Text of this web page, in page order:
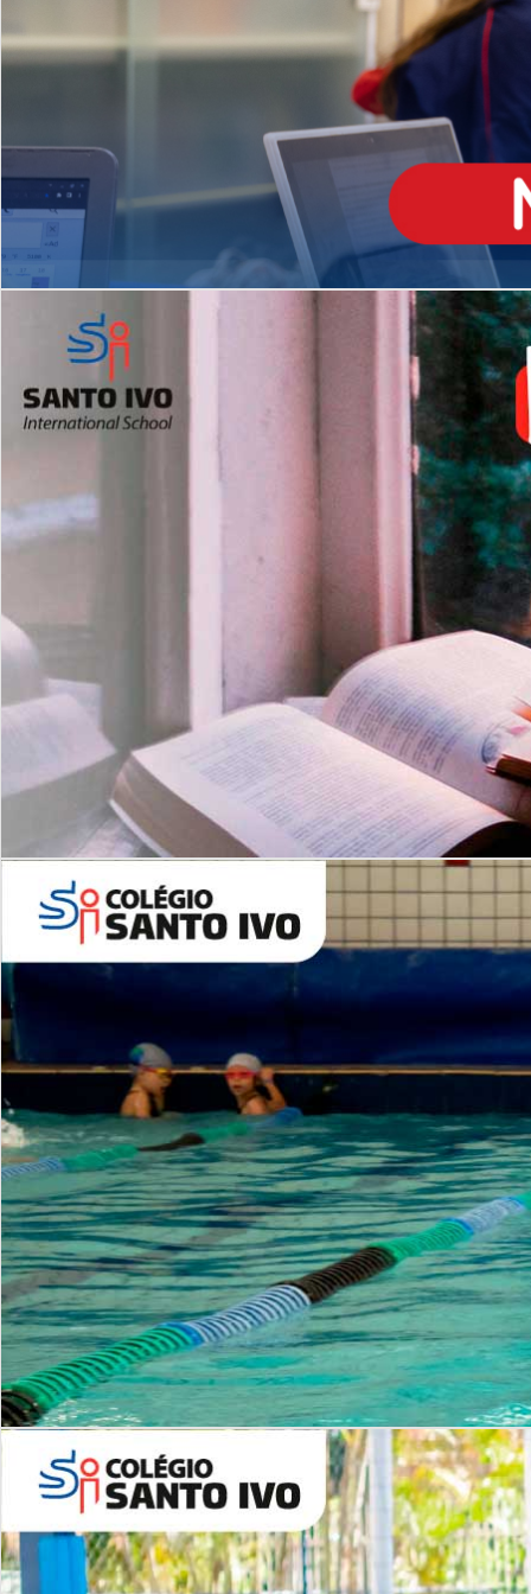
Matrículas Abertas 2026
Leituras Literárias
Período Integral | Saiba mais
MÉDIO
igh School
Dupla Diplomação
2º AO 5º ANO FUNDAMENTAL
es
Com imersão Bilingue - Anos
Finais
6º AO 9º ANO FUNDAMENTAL
Inglês: Turmas Reduzidas
(Proficiência)
ALUNOS NOVOS
Entre em Contato
INSTITUCIONAL